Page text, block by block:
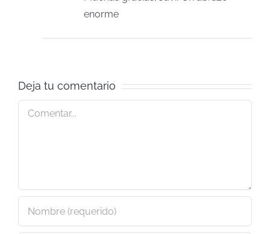
enorme
Deja tu comentario
Comentar